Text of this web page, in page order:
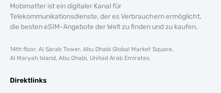
Mobimatter ist ein digitaler Kanal für
Telekommunikationsdienste, der es Verbrauchern ermöglicht,
die besten eSIM-Angebote der Welt zu finden und zu kaufen.
14th floor, Al Sarab Tower, Abu Dhabi Global Market Square,
Al Maryah Island, Abu Dhabi, United Arab Emirates
Direktlinks